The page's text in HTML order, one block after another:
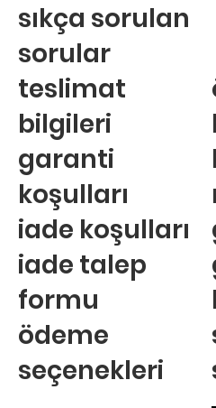
sıkça sorulan
sorular
teslimat
bilgileri
garanti
koşulları
iade koşulları
iade talep
formu
ödeme
seçenekleri